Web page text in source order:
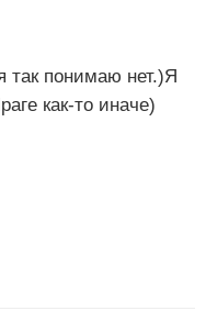
так понимаю нет.)Я
как-то иначе)